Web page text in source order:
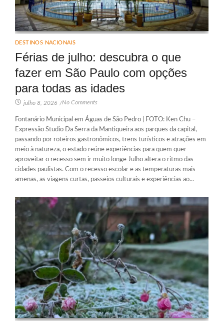
DESTINOS NACIONAIS
Férias de julho: descubra o que
fazer em São Paulo com opções
para todas as idades
julho 8, 2026 /No Comments
Fontanário Municipal em Águas de São Pedro | FOTO: Ken Chu –
Expressão Studio Da Serra da Mantiqueira aos parques da capital,
passando por roteiros gastronômicos, trens turísticos e atrações em
meio à natureza, o estado reúne experiências para quem quer
aproveitar o recesso sem ir muito longe Julho altera o ritmo das
cidades paulistas. Com o recesso escolar e as temperaturas mais
amenas, as viagens curtas, passeios culturais e experiências ao...